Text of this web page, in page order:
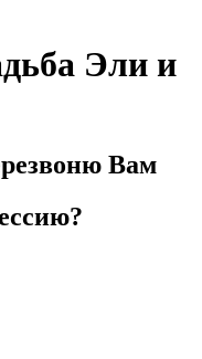
Эли и
Вам